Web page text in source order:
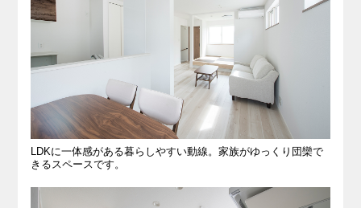
LDKに一体感がある暮らしやすい動線。家族がゆっくり団欒で
きるスペースです。